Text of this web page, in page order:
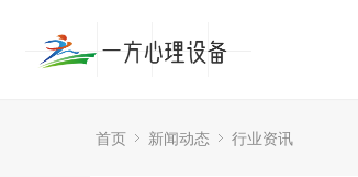
首页 新闻动态 行业资讯